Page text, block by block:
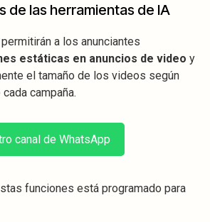
de las herramientas de IA
a los anunciantes
estáticas en anuncios de video y
el tamaño de los videos según
campaña.
canal de WhatsApp
funciones está programado para